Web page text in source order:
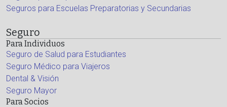
Seguros para Escuelas Preparatorias y Secundarias
Seguro
Para Individuos
Seguro de Salud para Estudiantes
Seguro Médico para Viajeros
Dental & Visión
Seguro Mayor
Para Socios